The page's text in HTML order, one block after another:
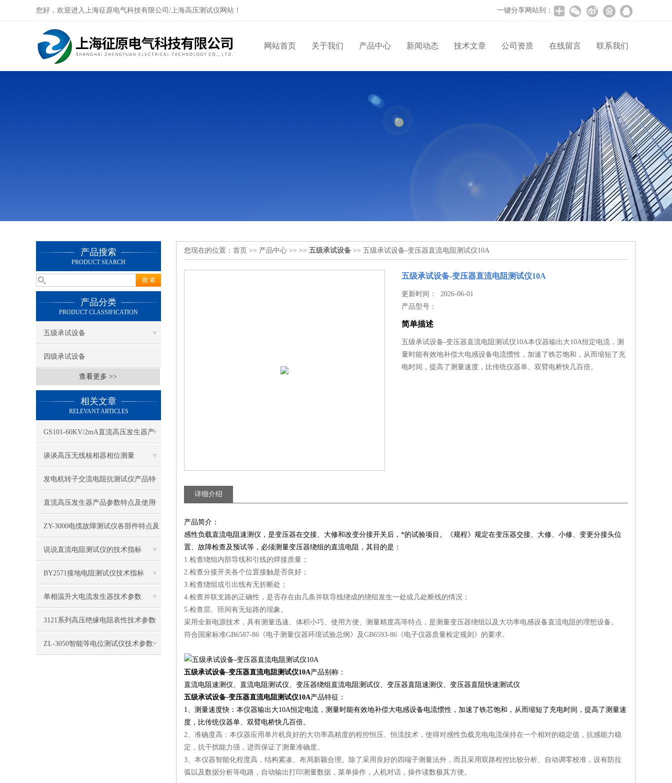
您好，欢迎进入上海征原电气科技有限公司/上海高压测试仪网站！ 一键分享网站到：
网站首页 关于我们 产品中心 新闻动态 技术文章 公司资质 在线留言 联系我们
产品搜索
PRODUCT SEARCH
产品分类
PRODUCT CLASSIFICATION
五级承试设备
四级承试设备
查看更多 >>
相关文章
RELEVANT ARTICLES
GS101-60KV/2mA直流高压发生器产
品技术特点
谈谈高压无线核相器相位测量
发电机转子交流电阻抗测试仪产品特
点
直流高压发生器产品参数特点及使用
方法
ZY-3000电缆故障测试仪各部件特点及
规格参数
说说直流电阻测试仪的技术指标
BY2571接地电阻测试仪技术指标
单相温升大电流发生器技术参数
3121系列高压绝缘电阻表性技术参数
ZL-3050智能等电位测试仪技术参数
您现在的位置： 首页 >> 产品中心 >> >> 五级承试设备 >> 五级承试设备-变压器直流电阻测试仪10A
五级承试设备-变压器直流电阻测试仪10A
更新时间： 2026-06-01
产品型号：
简单描述
五级承试设备-变压器直流电阻测试仪10A本仪器输出大10A恒定电流，测
量时能有效地补偿大电感设备电流惯性，加速了铁芯饱和，从而缩短了充
电时间，提高了测量速度，比传统仪器单、双臂电桥快几百倍。
详细介绍
产品简介：
感性负载直流电阻速测仪，是变压器在交接、大修和改变分接开关后，*的试验项目。《规程》规定在变压器交接、大修、小修、变更分接头位
置、故障检查及预试等，必须测量变压器绕组的直流电阻，其目的是：
1.检查绕组内部导线和引线的焊接质量；
2.检查分接开关各个位置接触是否良好；
3.检查绕组或引出线有无折断处；
4.检查并联支路的正确性，是否存在由几条并联导线绕成的绕组发生一处或几处断线的情况；
5.检查层、匝间有无短路的现象。
采用全新电源技术，具有测量迅速、体积小巧、使用方便、测量精度高等特点，是测量变压器绕组以及大功率电感设备直流电阻的理想设备。
符合国家标准GB6587-86《电子测量仪器环境试验总纲》及GB6593-86《电子仪器质量检定规则》的要求。
五级承试设备-变压器直流电阻测试仪10A产品别称：
直流电阻速测仪、直流电阻测试仪、变压器绕组直流电阻测试仪、变压器直阻速测仪、变压器直阻快速测试仪
五级承试设备-变压器直流电阻测试仪10A产品特征：
1、测量速度快：本仪器输出大10A恒定电流，测量时能有效地补偿大电感设备电流惯性，加速了铁芯饱和，从而缩短了充电时间，提高了测量速
度，比传统仪器单、双臂电桥快几百倍。
2、准确度高：本仪器应用单片机良好的大功率高精度的程控恒压、恒流技术，使得对感性负载充电电流保持在一个相对的稳定值，抗感能力稳
定，抗干扰能力强，进而保证了测量准确度。
3、本仪器智能化程度高，结构紧凑、布局新颖合理。除了采用良好的四端子测量法外，而且采用双路程控比较分析、自动调零校准，设有防拉
弧以及数据分析等电路，自动输出打印测量数据，菜单操作，人机对话，操作读数极其方便。